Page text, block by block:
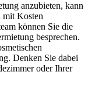
anzubieten, kann
mit Kosten
können Sie die
besprechen.
Denken Sie dabei
oder Ihrer